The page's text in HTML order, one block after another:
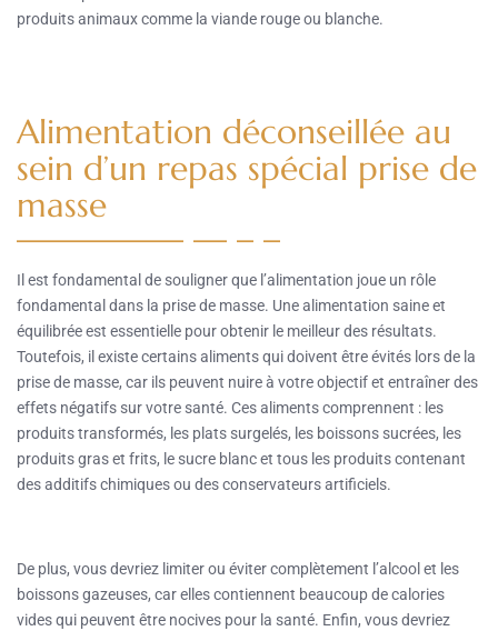
produits animaux comme la viande rouge ou blanche.
Alimentation déconseillée au
sein d’un repas spécial prise de
masse
Il est fondamental de souligner que l’alimentation joue un rôle
fondamental dans la prise de masse. Une alimentation saine et
équilibrée est essentielle pour obtenir le meilleur des résultats.
Toutefois, il existe certains aliments qui doivent être évités lors de la
prise de masse, car ils peuvent nuire à votre objectif et entraîner des
effets négatifs sur votre santé. Ces aliments comprennent : les
produits transformés, les plats surgelés, les boissons sucrées, les
produits gras et frits, le sucre blanc et tous les produits contenant
des additifs chimiques ou des conservateurs artificiels.
De plus, vous devriez limiter ou éviter complètement l’alcool et les
boissons gazeuses, car elles contiennent beaucoup de calories
vides qui peuvent être nocives pour la santé. Enfin, vous devriez